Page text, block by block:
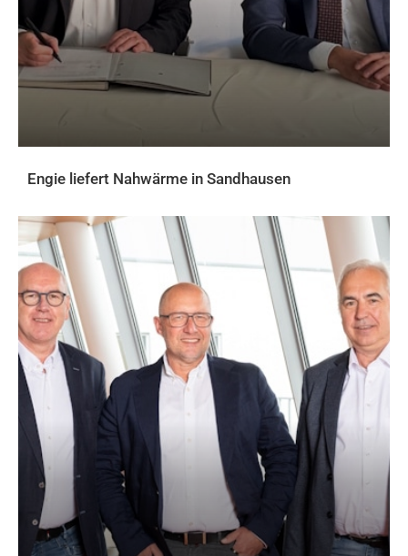
Engie liefert Nahwärme in Sandhausen